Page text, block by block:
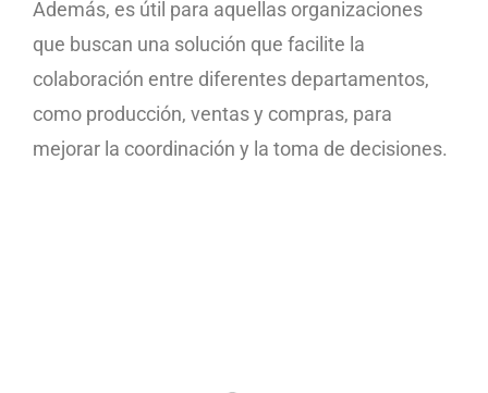
Además, es útil para aquellas organizaciones
que buscan una solución que facilite la
colaboración entre diferentes departamentos,
como producción, ventas y compras, para
mejorar la coordinación y la toma de decisiones.